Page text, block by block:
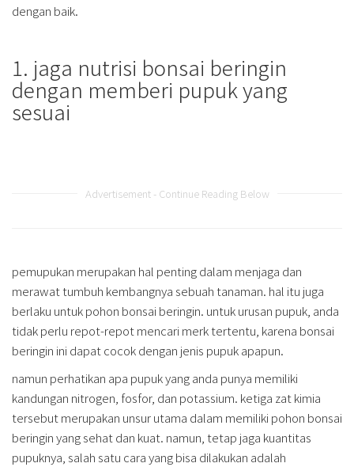
dengan baik.
1. jaga nutrisi bonsai beringin
dengan memberi pupuk yang
sesuai
Advertisement - Continue Reading Below
pemupukan merupakan hal penting dalam menjaga dan
merawat tumbuh kembangnya sebuah tanaman. hal itu juga
berlaku untuk pohon bonsai beringin. untuk urusan pupuk, anda
tidak perlu repot-repot mencari merk tertentu, karena bonsai
beringin ini dapat cocok dengan jenis pupuk apapun.
namun perhatikan apa pupuk yang anda punya memiliki
kandungan nitrogen, fosfor, dan potassium. ketiga zat kimia
tersebut merupakan unsur utama dalam memiliki pohon bonsai
beringin yang sehat dan kuat. namun, tetap jaga kuantitas
pupuknya, salah satu cara yang bisa dilakukan adalah